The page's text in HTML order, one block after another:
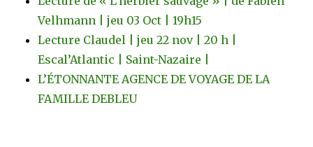
Velhmann | jeu 03 Oct | 19h15
Lecture Claudel | jeu 22 nov | 20 h |
Escal’Atlantic | Saint-Nazaire |
L’ÉTONNANTE AGENCE DE VOYAGE DE LA
FAMILLE DEBLEU